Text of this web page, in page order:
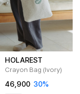
HOLAREST
Crayon Bag (Ivory)
46,900 30%